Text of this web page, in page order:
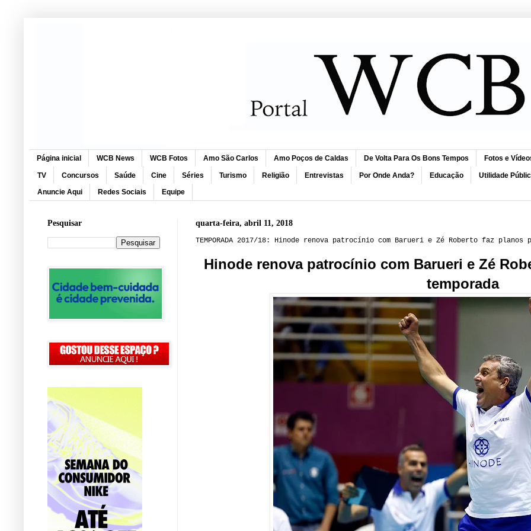
Página inicial WCB News WCB Fotos Amo São Carlos Amo Poços de Caldas De Volta Para Os Bons Tempos Fotos e
TV Concursos Saúde Cine Séries Turismo Religião Entrevistas Por Onde Anda? Educação Utilidade
Anuncie Aqui Redes Sociais Equipe
quarta-feira, abril 11, 2018
TEMPORADA 2017/18: Hinode renova patrocínio com Barueri e Zé Roberto faz planos
Hinode renova patrocínio com Barueri e Zé
temporada
Pesquisar